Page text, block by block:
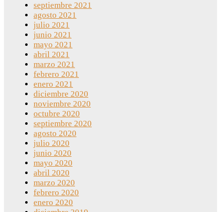
septiembre 2021
agosto 2021
julio 2021
junio 2021
mayo 2021
abril 2021
marzo 2021
febrero 2021
enero 2021
diciembre 2020
noviembre 2020
octubre 2020
septiembre 2020
agosto 2020
julio 2020
junio 2020
mayo 2020
abril 2020
marzo 2020
febrero 2020
enero 2020